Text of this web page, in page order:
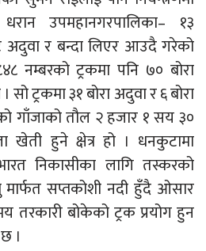
उपमहानगरपालिका– १३
अदुवा र बन्दा लिएर आउदै गरेको
नम्बरको ट्रकमा पनि ७० बोरा
ट्रकमा ३१ बोरा अदुवा र ६ बोरा
गाँजाको तौल २ हजार १ सय ३०
खेती हुने क्षेत्र हो । धनकुटामा
निकासीका लागि तस्करको
सप्तकोशी नदी हुँदै ओसार
तरकारी बोकेको ट्रक प्रयोग हुन
।